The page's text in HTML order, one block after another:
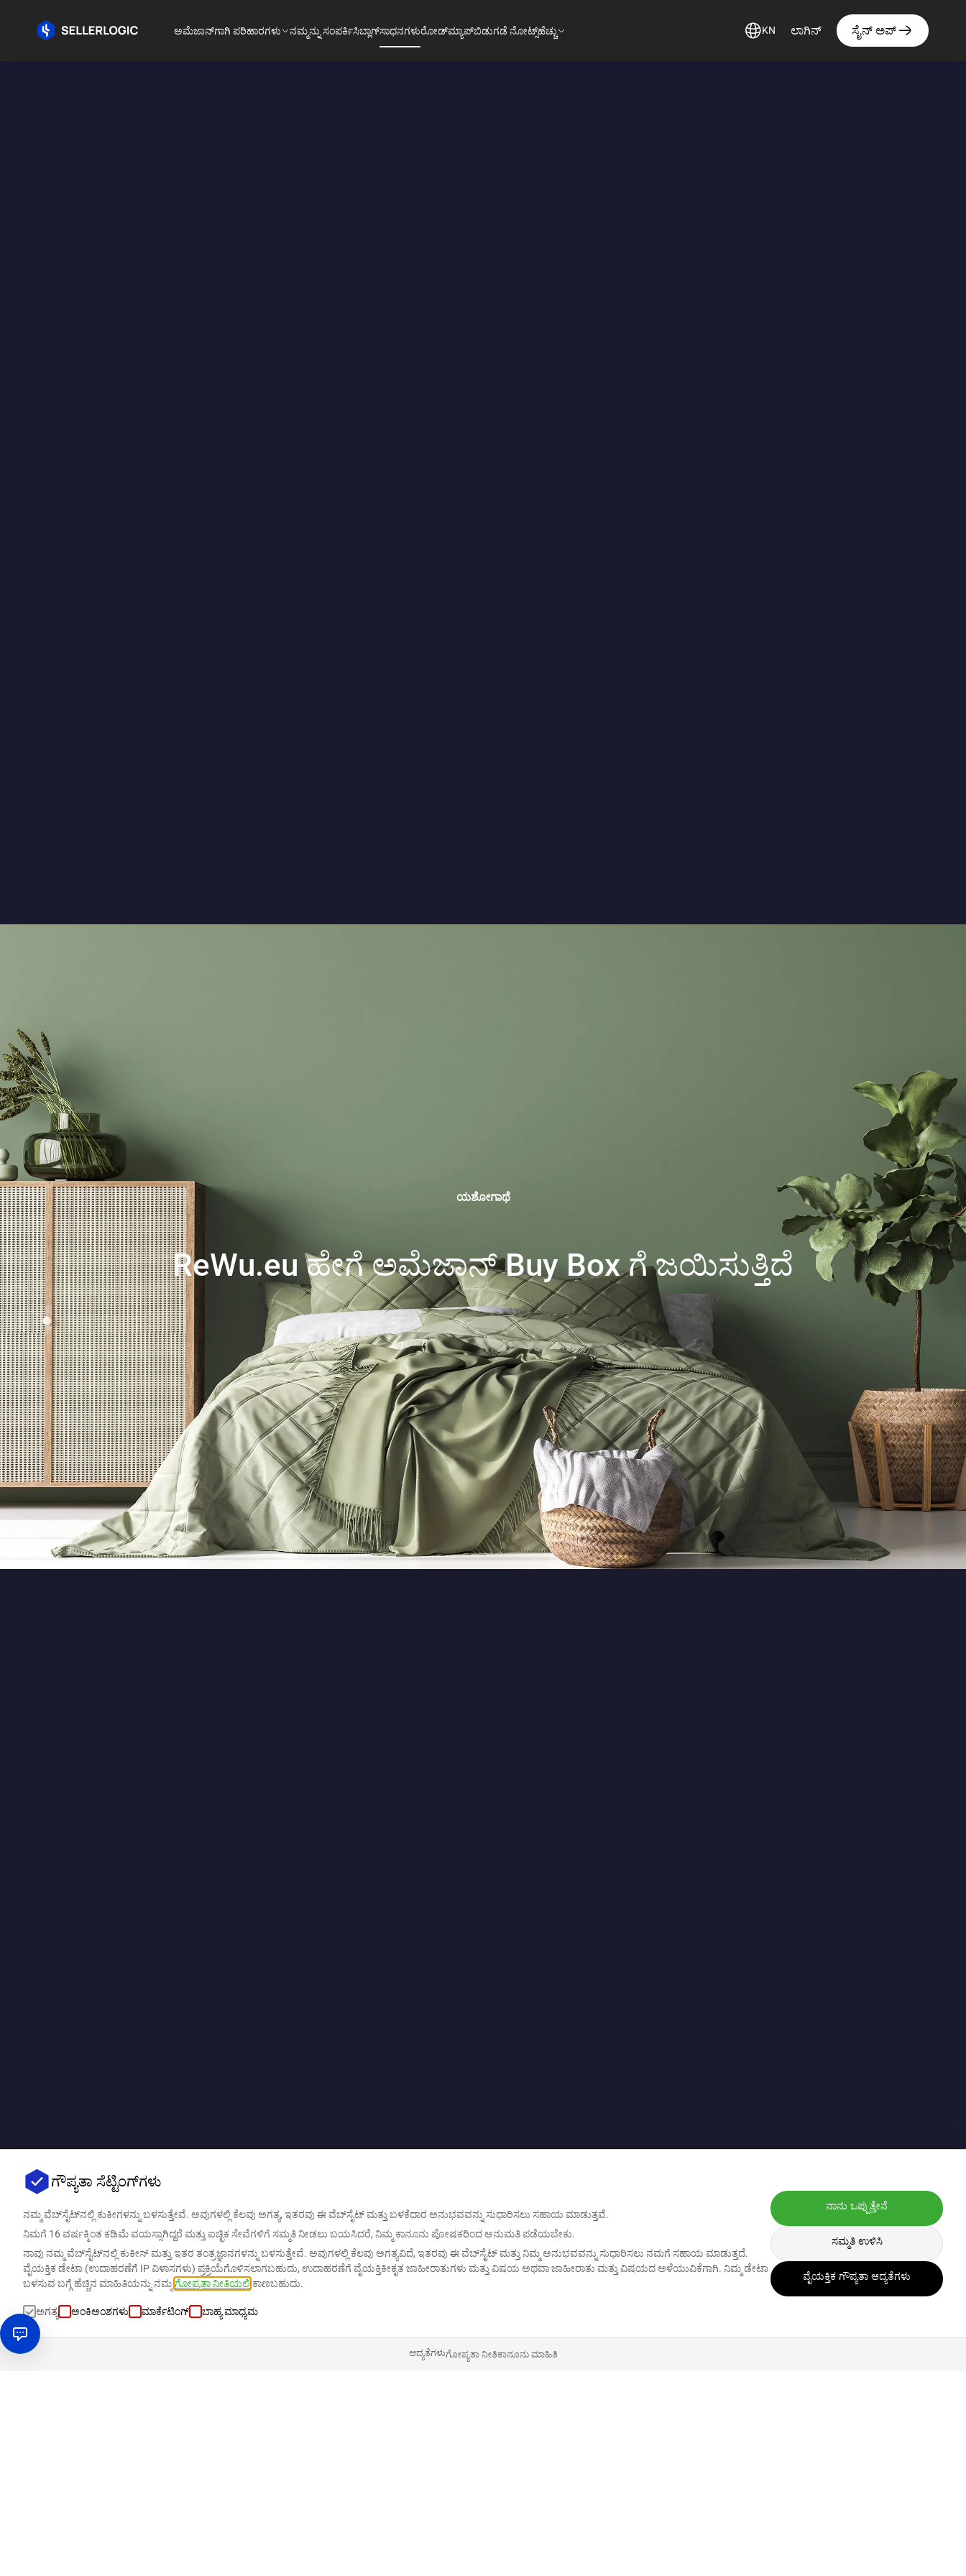
ಅಮೆಜಾನ್‌ಗಾಗಿ ಪರಿಹಾರಗಳು ನಮ್ಮನ್ನು ಸಂಪರ್ಕಿಸಿಬ್ಲಾಗ್ಸಾಧನಗಳುರೋಡ್‌ಮ್ಯಾಪ್ಬಿಡುಗಡೆ ನೋಟ್ಸ್ಹೆಚ್ಚು KN ಲಾಗಿನ್ ಸೈನ್ ಅಪ್
ಯಶೋಗಾಥೆ
ReWu.eu ಹೇಗೆ ಅಮೆಜಾನ್ Buy Box ಗೆ ಜಯಿಸುತ್ತಿದೆ
ಗೌಪ್ಯತಾ ಸೆಟ್ಟಿಂಗ್‌ಗಳು
ನಮ್ಮ ವೆಬ್‌ಸೈಟ್‌ನಲ್ಲಿ ಕುಕೀಗಳನ್ನು ಬಳಸುತ್ತೇವೆ. ಅವುಗಳಲ್ಲಿ ಕೆಲವು ಅಗತ್ಯ, ಇತರವು ಈ ವೆಬ್‌ಸೈಟ್ ಮತ್ತು ಬಳಕೆದಾರ ಅನುಭವವನ್ನು ಸುಧಾರಿಸಲು ಸಹಾಯ ಮಾಡುತ್ತವೆ.
ನಿಮಗೆ 16 ವರ್ಷಕ್ಕಿಂತ ಕಡಿಮೆ ವಯಸ್ಸಾಗಿದ್ದರೆ ಮತ್ತು ಐಚ್ಛಿಕ ಸೇವೆಗಳಿಗೆ ಸಮ್ಮತಿ ನೀಡಲು ಬಯಸಿದರೆ, ನಿಮ್ಮ ಕಾನೂನು ಪೋಷಕರಿಂದ ಅನುಮತಿ ಪಡೆಯಬೇಕು.
ನಾವು ನಮ್ಮ ವೆಬ್‌ಸೈಟ್‌ನಲ್ಲಿ ಕುಕೀಸ್ ಮತ್ತು ಇತರ ತಂತ್ರಜ್ಞಾನಗಳನ್ನು ಬಳಸುತ್ತೇವೆ. ಅವುಗಳಲ್ಲಿ ಕೆಲವು ಅಗತ್ಯವಿದೆ, ಇತರವು ಈ ವೆಬ್‌ಸೈಟ್ ಮತ್ತು ನಿಮ್ಮ ಅನುಭವವನ್ನು ಸುಧಾರಿಸಲು ನಮಗೆ ಸಹಾಯ ಮಾಡುತ್ತದೆ.
ವೈಯಕ್ತಿಕ ಡೇಟಾ (ಉದಾಹರಣೆಗೆ IP ವಿಳಾಸಗಳು) ಪ್ರಕ್ರಿಯೆಗೊಳಿಸಲಾಗಬಹುದು, ಉದಾಹರಣೆಗೆ ವೈಯಕ್ತಿಕೀಕೃತ ಜಾಹೀರಾತುಗಳು ಮತ್ತು ವಿಷಯ ಅಥವಾ ಜಾಹೀರಾತು ಮತ್ತು ವಿಷಯದ ಅಳೆಯುವಿಕೆಗಾಗಿ. ನಿಮ್ಮ ಡೇಟಾ
ಬಳಸುವ ಬಗ್ಗೆ ಹೆಚ್ಚಿನ ಮಾಹಿತಿಯನ್ನು ನಮ್ಮ ಗೋಪ್ಯತಾ ನೀತಿಯಲ್ಲಿ ಕಾಣಬಹುದು.
ಅಗತ್ಯ ಅಂಕಿಅಂಶಗಳು ಮಾರ್ಕೆಟಿಂಗ್ ಬಾಹ್ಯ ಮಾಧ್ಯಮ
ನಾನು ಒಪ್ಪುತ್ತೇನೆ
ಸಮ್ಮತಿ ಉಳಿಸಿ
ವೈಯಕ್ತಿಕ ಗೌಪ್ಯತಾ ಆದ್ಯತೆಗಳು
ಆದ್ಯತೆಗಳುಗೋಪ್ಯತಾ ನೀತಿಕಾನೂನು ಮಾಹಿತಿ